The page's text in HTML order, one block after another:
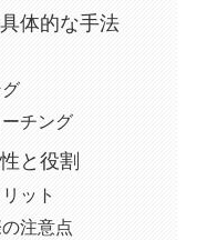
体的な手法
チング
と役割
ット
注意点